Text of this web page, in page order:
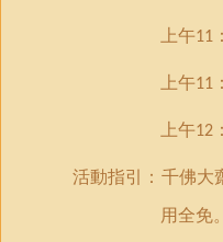
上午11 ：
上午11 ：
上午12 ：
活動指引：千佛大
用全免。